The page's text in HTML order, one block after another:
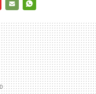
MAIL